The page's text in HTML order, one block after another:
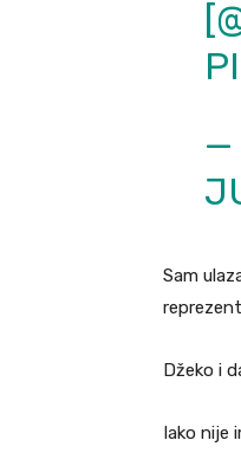
[
—
Sam
Džeko i
Iako nije